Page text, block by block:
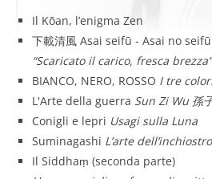
Il Kōan, l’enigma Zen
下載清風 Asai seifū - Asai no seifū
“Scaricato il carico, fresca brezza”
BIANCO, NERO, ROSSO I tre
L'Arte della guerra Sun Zi Wu 孫
Conigli e lepri Usagi sulla Luna
Suminagashi L’arte
Il Siddhaṃ (seconda parte)